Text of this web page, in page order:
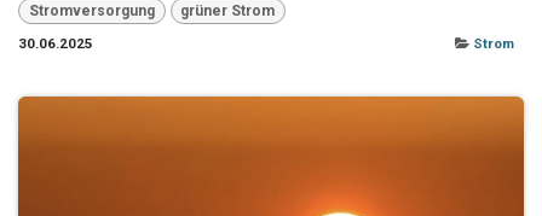
Stromversorgung
grüner Strom
30.06.2025
Strom